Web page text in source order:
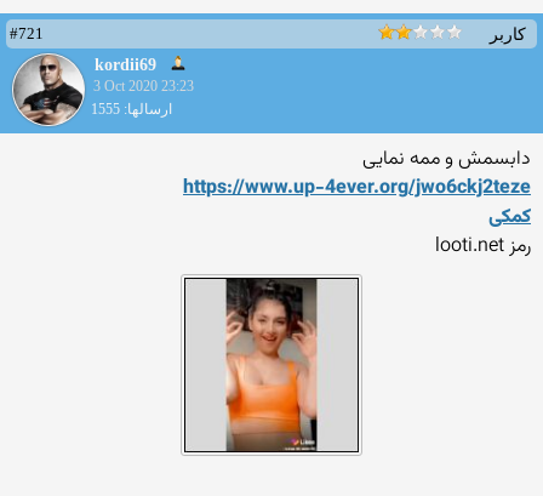
کاربر
#721
kordii69
3 Oct 2020 23:23
ارسالها: 1555
دابسمش و ممه نمایی
https://www.up-4ever.org/jwo6ckj2teze
کمکی
رمز looti.net